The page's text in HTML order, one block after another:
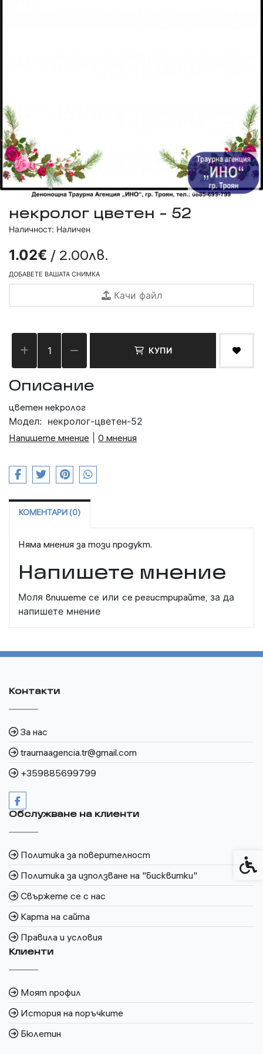
некролог цветен - 52
Наличност: Наличен
1.02€ / 2.00лв.
ДОБАВЕТЕ ВАШАТА СНИМКА
Качи файл
КУПИ
Описание
цветен некролог
Модел: некролог-цветен-52
Напишете мнение
0 мнения
КОМЕНТАРИ (0)
Няма мнения за този продукт.
Напишете мнение
Моля впишете се или се регистрирайте, за да
напишете мнение
Контакти
За нас
traurnaagencia.tr@gmail.com
+359885699799
Обслужване на клиенти
Политика за поверителност
Политика за използване на "бисквитки"
Свържете се с нас
Карта на сайта
Правила и условия
Клиенти
Моят профил
История на поръчките
Бюлетин